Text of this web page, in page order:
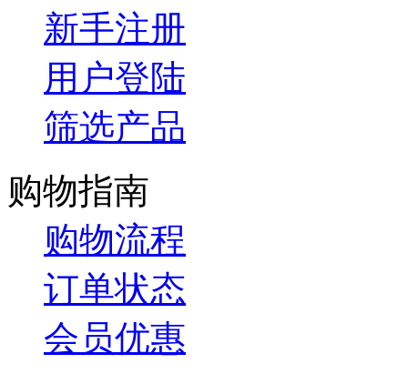
新手注册
用户登陆
筛选产品
购物指南
购物流程
订单状态
会员优惠